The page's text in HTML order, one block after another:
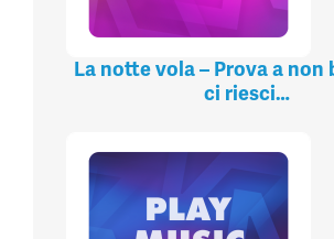
La notte vola – Prova a non
ci riesci…